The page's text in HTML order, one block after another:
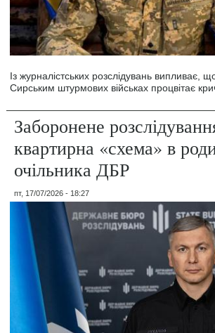
Із журналістських розслідувань випливає,
Сирським штурмових військах процвітає
Заборонене
квартирна «схема» в
очільника ДБР
пт, 17/07/2026 - 18:27